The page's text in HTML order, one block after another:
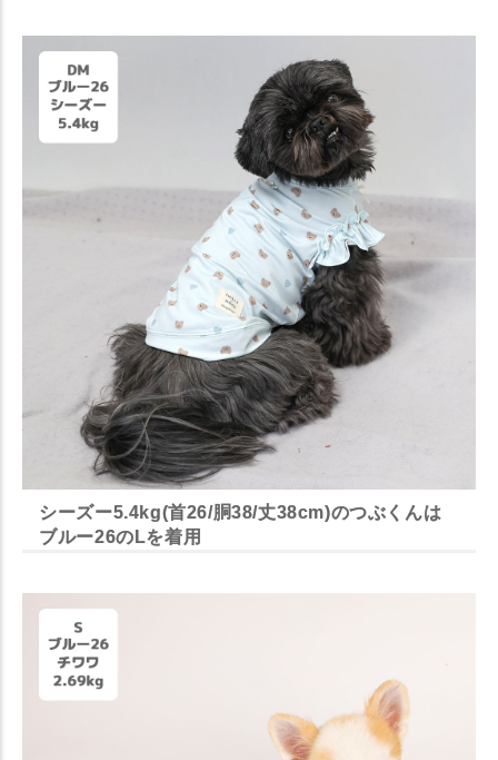
シーズー5.4kg(首26/胴38/丈38cm)のつぶくんは
ブルー26のLを着用